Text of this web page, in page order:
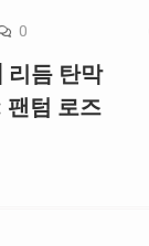
0
리듬 탄막
팬텀 로즈